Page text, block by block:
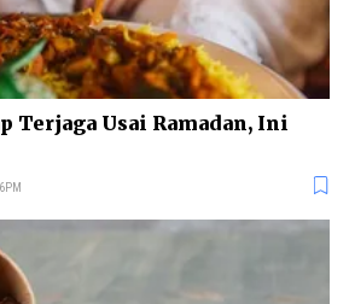
Terjaga Usai Ramadan, Ini